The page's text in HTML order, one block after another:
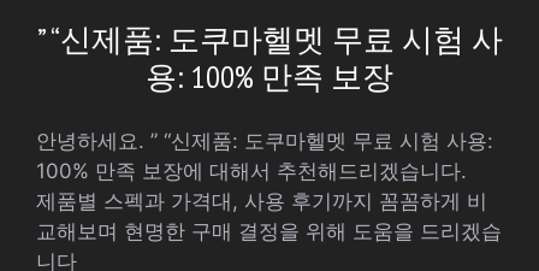
” “신제품: 도쿠마헬멧 무료 시험 사
용: 100% 만족 보장
안녕하세요. ” “신제품: 도쿠마헬멧 무료 시험 사용:
100% 만족 보장에 대해서 추천해드리겠습니다.
제품별 스펙과 가격대, 사용 후기까지 꼼꼼하게 비
교해보며 현명한 구매 결정을 위해 도움을 드리겠습
니다